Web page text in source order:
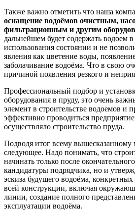
Также важно отметить что наша
оснащение водоёмов очистным,
фильтрационным и другим
дальнейшем будет содержать водоем
использования состоянии и не
явления как цветение воды,
заболачивание водоёма. Что в свою
причиной появления резкого и
Профессиональный подбор и
оборудования в пруду, это очень
элемент в строительстве водоемов и
эффективно проводиться
осуществляло строительство пруда.
Подводя итог всему
следующее. Надо понимать, что
начинать только после
кандидатуры подрядчика, но и
эскиза будущего водоёма,
всей конструкции, включая
линии, создание полного
эксплуатации водоёма.